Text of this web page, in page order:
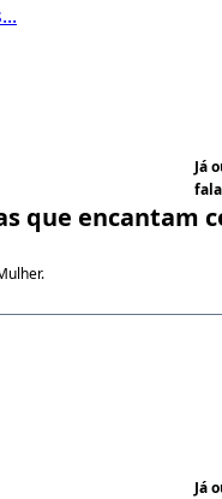
Já
que encantam
Já